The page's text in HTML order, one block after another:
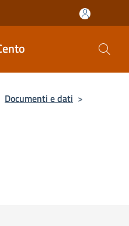
Documenti e dati >